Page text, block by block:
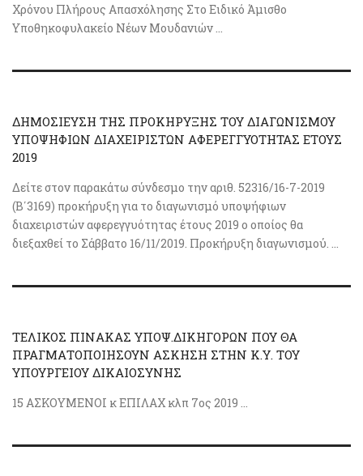
Χρόνου Πλήρους Απασχόλησης Στο Ειδικό Άμισθο
Υποθηκοφυλακείο Νέων Μουδανιών ...
ΔΗΜΟΣΙΕΥΣΗ ΤΗΣ ΠΡΟΚΗΡΥΞΗΣ ΤΟΥ ΔΙΑΓΩΝΙΣΜΟΥ
ΥΠΟΨΗΦΙΩΝ ΔΙΑΧΕΙΡΙΣΤΩΝ ΑΦΕΡΕΓΓΥΟΤΗΤΑΣ ΕΤΟΥΣ
2019
Δείτε στον παρακάτω σύνδεσμο την αριθ. 52316/16-7-2019
(Β΄3169) προκήρυξη για το διαγωνισμό υποψήφιων
διαχειριστών αφερεγγυότητας έτους 2019 ο οποίος θα
διεξαχθεί το Σάββατο 16/11/2019. Προκήρυξη διαγωνισμού. ...
ΤΕΛΙΚΟΣ ΠΙΝΑΚΑΣ ΥΠΟΨ.ΔΙΚΗΓΟΡΩΝ ΠΟΥ ΘΑ
ΠΡΑΓΜΑΤΟΠΟΙΗΣΟΥΝ ΑΣΚΗΣΗ ΣΤΗΝ Κ.Υ. ΤΟΥ
ΥΠΟΥΡΓΕΙΟΥ ΔΙΚΑΙΟΣΥΝΗΣ
15 ΑΣΚΟΥΜΕΝΟΙ κ ΕΠΙΛΑΧ κλπ 7ος 2019 ...